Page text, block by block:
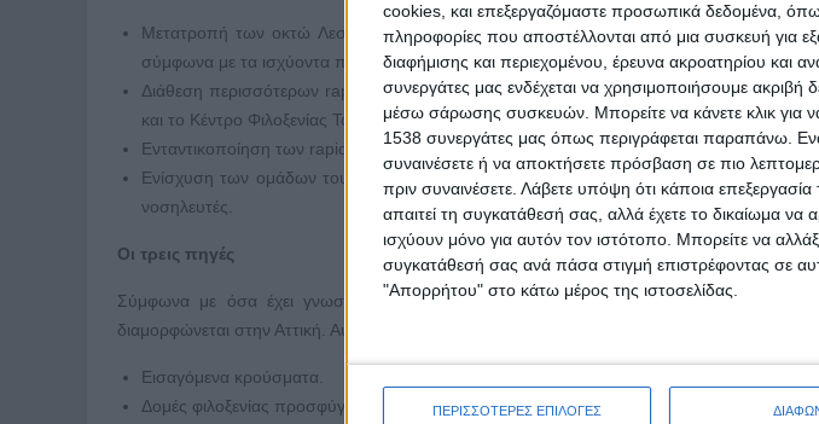
cookies, και επεξεργαζόμαστε προσωπικά δεδομένα,
πληροφορίες που αποστέλλονται από μια συσκευή για
διαφήμισης και περιεχομένου, έρευνα ακροατηρίου και
συνεργάτες μας ενδέχεται να χρησιμοποιήσουμε
μέσω σάρωσης συσκευών. Μπορείτε να κάνετε κλικ για
1538 συνεργάτες μας όπως περιγράφεται παραπάνω.
συναινέσετε ή να αποκτήσετε πρόσβαση σε πιο
πριν συναινέσετε. Λάβετε υπόψη ότι κάποια
απαιτεί τη συγκατάθεσή σας, αλλά έχετε το δικαίωμα να
ισχύουν μόνο για αυτόν τον ιστότοπο. Μπορείτε να
συγκατάθεσή σας ανά πάσα στιγμή επιστρέφοντας σε
"Απορρήτου" στο κάτω μέρος της ιστοσελίδας.
ΠΕΡΙΣΣΟΤΕΡΕΣ ΕΠΙΛΟΓΕΣ
Μετατροπή των οκτώ Λεσχών Φιλίας σε μικρά κέντρα διαγνωστικών τεστ για την
σύμφωνα με τα ισχύοντα πρωτόκολλα.
Διάθεση περισσότερων rapid tests για την αύξηση ελέγχων στις δύο δομές του
και το Κέντρο Φιλοξενίας Τοξικοεξαρτημένων.
Ενταντικοποίηση των rapid tests στις επιβαρυμένες περιοχές της Αθήνας.
Ενίσχυση των ομάδων του Δήμου που δουλεύουν στους δρόμους της Αθήνας για τη
νοσηλευτές.
Οι τρεις πηγές
Σύμφωνα με όσα έχει γνωστοποιήσει ο ΕΟΔΥ, είναι τρεις οι πηγές που ανησυχούν
διαμορφώνεται στην Αττική. Αυτές είναι:
Εισαγόμενα κρούσματα.
Δομές φιλοξενίας προσφύγων και μεταναστών.